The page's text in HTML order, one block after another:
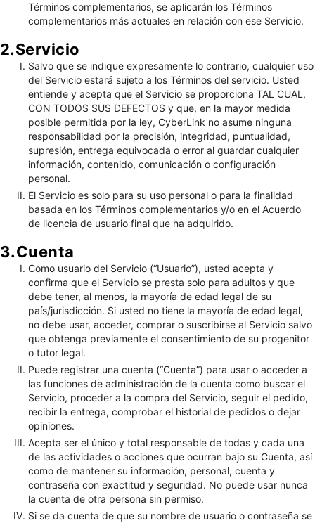
Términos complementarios, se aplicarán los Términos
complementarios más actuales en relación con ese Servicio.
2.Servicio
Salvo que se indique expresamente lo contrario, cualquier uso
del Servicio estará sujeto a los Términos del servicio. Usted
entiende y acepta que el Servicio se proporciona TAL CUAL,
CON TODOS SUS DEFECTOS y que, en la mayor medida
posible permitida por la ley, CyberLink no asume ninguna
responsabilidad por la precisión, integridad, puntualidad,
supresión, entrega equivocada o error al guardar cualquier
información, contenido, comunicación o configuración
personal.
El Servicio es solo para su uso personal o para la finalidad
basada en los Términos complementarios y/o en el Acuerdo
de licencia de usuario final que ha adquirido.
3.Cuenta
Como usuario del Servicio (“Usuario”), usted acepta y
confirma que el Servicio se presta solo para adultos y que
debe tener, al menos, la mayoría de edad legal de su
país/jurisdicción. Si usted no tiene la mayoría de edad legal,
no debe usar, acceder, comprar o suscribirse al Servicio salvo
que obtenga previamente el consentimiento de su progenitor
o tutor legal.
Puede registrar una cuenta (“Cuenta”) para usar o acceder a
las funciones de administración de la cuenta como buscar el
Servicio, proceder a la compra del Servicio, seguir el pedido,
recibir la entrega, comprobar el historial de pedidos o dejar
opiniones.
Acepta ser el único y total responsable de todas y cada una
de las actividades o acciones que ocurran bajo su Cuenta, así
como de mantener su información, personal, cuenta y
contraseña con exactitud y seguridad. No puede usar nunca
la cuenta de otra persona sin permiso.
Si se da cuenta de que su nombre de usuario o contraseña se